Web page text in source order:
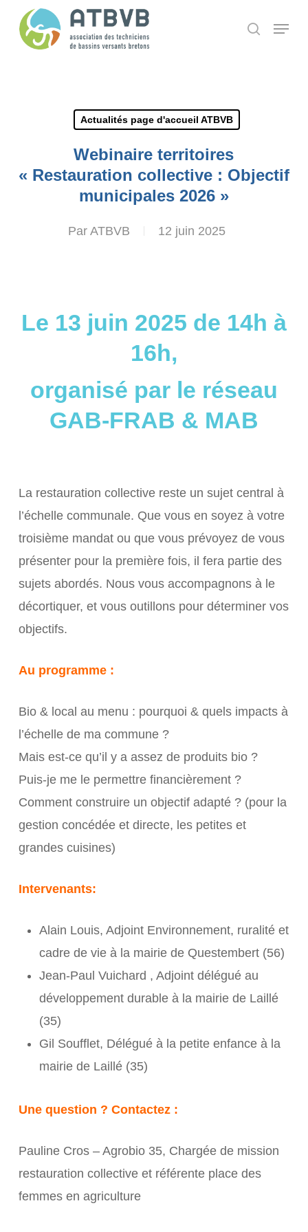
search
Menu
Actualités page d'accueil ATBVB
Webinaire territoires
« Restauration collective : Objectif
municipales 2026 »
Par ATBVB 12 juin 2025
Le 13 juin 2025 de 14h à
16h,
organisé par le réseau
GAB-FRAB & MAB
La restauration collective reste un sujet central à
l’échelle communale. Que vous en soyez à votre
troisième mandat ou que vous prévoyez de vous
présenter pour la première fois, il fera partie des
sujets abordés. Nous vous accompagnons à le
décortiquer, et vous outillons pour déterminer vos
objectifs.
Au programme :
Bio & local au menu : pourquoi & quels impacts à
l’échelle de ma commune ?
Mais est-ce qu’il y a assez de produits bio ?
Puis-je me le permettre financièrement ?
Comment construire un objectif adapté ? (pour la
gestion concédée et directe, les petites et
grandes cuisines)
Intervenants:
Alain Louis, Adjoint Environnement, ruralité et
cadre de vie à la mairie de Questembert (56)
Jean-Paul Vuichard , Adjoint délégué au
développement durable à la mairie de Laillé
(35)
­Gil Soufflet, Délégué à la petite enfance à la
mairie de Laillé (35)­
Une question ? Contactez :
Pauline Cros – Agrobio 35, Chargée de mission
restauration collective et référente place des
femmes en agriculture
Panneau de gestion des cookies